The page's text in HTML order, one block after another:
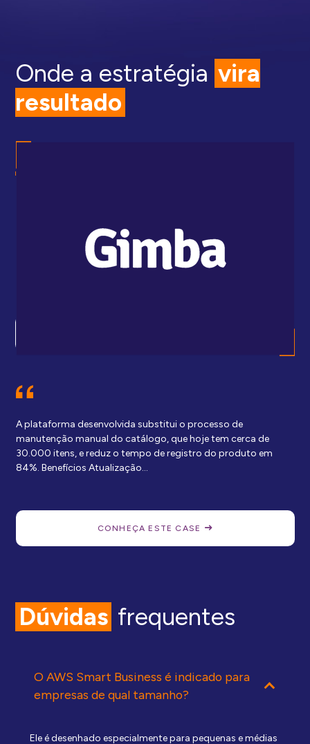
Onde a estratégia vira
resultado
A plataforma desenvolvida substitui o processo de
manutenção manual do catálogo, que hoje tem cerca de
30.000 itens, e reduz o tempo de registro do produto em
84%. Benefícios Atualização…
CONHEÇA ESTE CASE
Dúvidas frequentes
O AWS Smart Business é indicado para
empresas de qual tamanho?
Ele é desenhado especialmente para pequenas e médias